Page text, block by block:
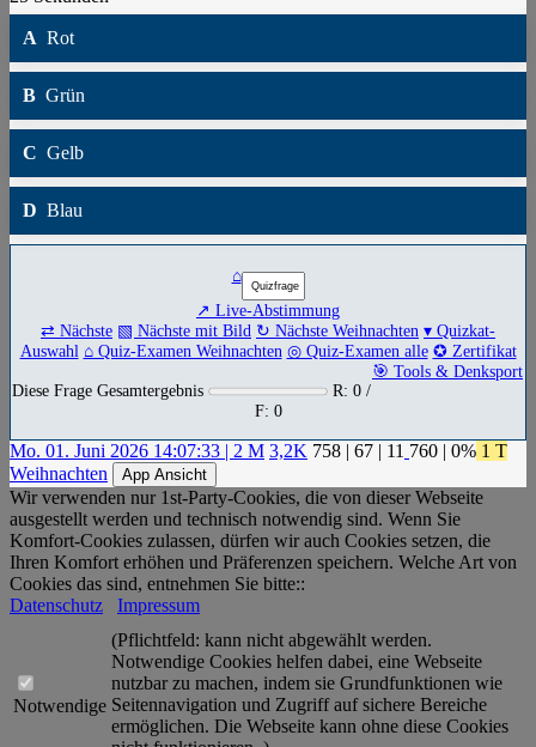
A Rot
B Grün
C Gelb
D Blau
⌂
↗ Live-Abstimmung
⇄ Nächste ▧ Nächste mit Bild ↻ Nächste Weihnachten ▾ Quizkat-
Auswahl ⌂ Quiz-Examen Weihnachten ◎ Quiz-Examen alle ✪ Zertifikat
🎯 Tools & Denksport
Diese Frage Gesamtergebnis
R: 0 /
F: 0
Mo. 01. Juni 2026 14:07:33 | 2 M 3,2K 758 | 67 | 11 760 | 0% 1 T
Weihnachten
App Ansicht
Wir verwenden nur 1st-Party-Cookies, die von dieser Webseite
ausgestellt werden und technisch notwendig sind. Wenn Sie
Komfort-Cookies zulassen, dürfen wir auch Cookies setzen, die
Ihren Komfort erhöhen und Präferenzen speichern. Welche Art von
Cookies das sind, entnehmen Sie bitte::
Datenschutz
Impressum
Notwendige
(Pflichtfeld: kann nicht abgewählt werden.
Notwendige Cookies helfen dabei, eine Webseite
nutzbar zu machen, indem sie Grundfunktionen wie
Seitennavigation und Zugriff auf sichere Bereiche
ermöglichen. Die Webseite kann ohne diese Cookies